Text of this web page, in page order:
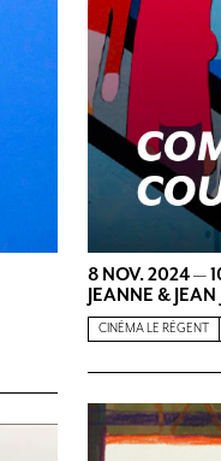
8 NOV. 2024—
JEANNE & JEAN
CINÉMA LE RÉGENT